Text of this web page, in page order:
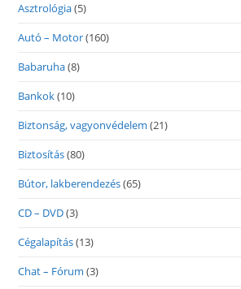
Asztrológia(5)
Autó – Motor(160)
Babaruha(8)
Bankok(10)
Biztonság, vagyonvédelem (21)
Biztosítás(80)
Bútor, lakberendezés(65)
CD – DVD(3)
Cégalapítás(13)
Chat – Fórum (3)